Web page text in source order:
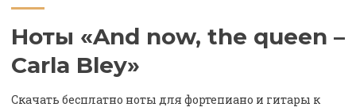
Ноты «And now, the queen –
Carla Bley»
Скачать бесплатно ноты для фортепиано и гитары к